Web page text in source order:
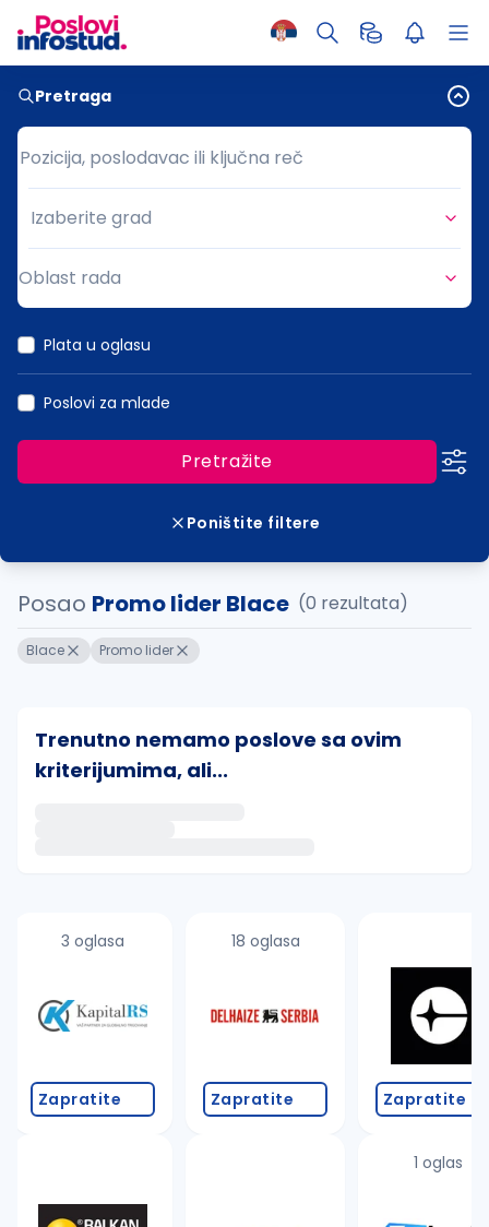
Pretraga
Pozicija, poslodavac ili ključna reč
Pozicija, poslodavac ili ključna reč
Grad
Izaberite grad
Oblast rada
Plata u oglasu
Poslovi za mlade
Pretražite
Poništite filtere
Posao Promo lider Blace (0 rezultata)
Blace Promo lider
Trenutno nemamo poslove sa ovim
kriterijumima, ali...
proverite pravopisne greške (koristite č, ć, š, đ,
promenite odabrane filtere pretrage
3 oglasa
Zapratite
18 oglasa
Zapratite Zapratite
1 oglas